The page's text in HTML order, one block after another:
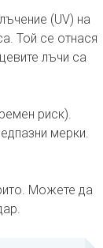
(UV) на
Той се отнася
лъчи са
риск).
мерки.
Можете да